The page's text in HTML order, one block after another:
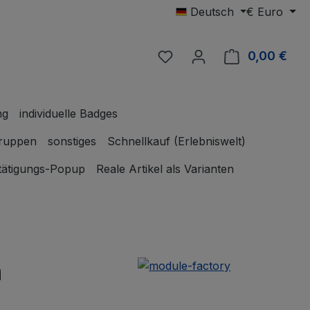
Deutsch € Euro
Du hast 0 Produkte auf
0,00 €
individuelle Badges
sonstiges
Schnellkauf (Erlebniswelt)
Popup
Reale Artikel als Varianten